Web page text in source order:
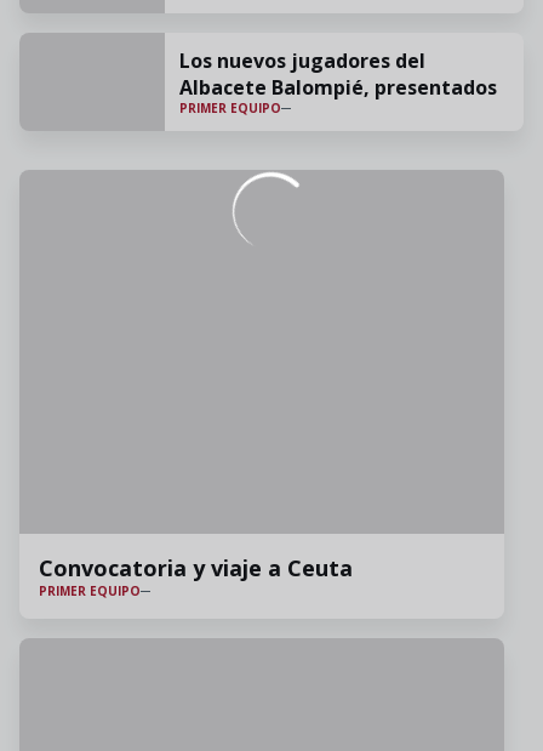
Los nuevos jugadores del
Albacete Balompié, presentados
PRIMER EQUIPO
Convocatoria y viaje a Ceuta
PRIMER EQUIPO